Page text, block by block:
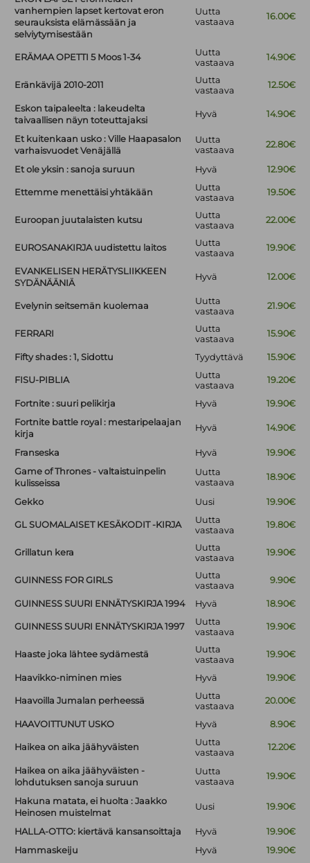
vanhempien lapset kertovat eron
seurauksista elämässään ja
selviytymisestään
Uutta
vastaava
16.00€
ERÄMAA OPETTI 5 Moos 1-34
Uutta
vastaava
14.90€
Eränkävijä 2010-2011
Uutta
vastaava
12.50€
Eskon taipaleelta : lakeudelta
taivaallisen näyn toteuttajaksi
Hyvä 14.90€
Et kuitenkaan usko : Ville Haapasalon
varhaisvuodet Venäjällä
Uutta
vastaava
22.80€
Et ole yksin : sanoja suruun Hyvä 12.90€
Ettemme menettäisi yhtäkään
Uutta
vastaava
19.50€
Euroopan juutalaisten kutsu
Uutta
vastaava
22.00€
EUROSANAKIRJA uudistettu laitos
Uutta
vastaava
19.90€
EVANKELISEN HERÄTYSLIIKKEEN
SYDÄNÄÄNIÄ
Hyvä 12.00€
Evelynin seitsemän kuolemaa
Uutta
vastaava
21.90€
FERRARI
Uutta
vastaava
15.90€
Fifty shades : 1, Sidottu Tyydyttävä 15.90€
FISU-PIBLIA
Uutta
vastaava
19.20€
Fortnite : suuri pelikirja Hyvä
19.90€
Fortnite battle royal : mestaripelaajan
kirja
Hyvä 14.90€
Franseska Hyvä
19.90€
Game of Thrones - valtaistuinpelin
kulisseissa
Uutta
vastaava
18.90€
Gekko Uusi 19.90€
GL SUOMALAISET KESÄKODIT -KIRJA
Uutta
vastaava
19.80€
Grillatun kera
Uutta
vastaava
19.90€
GUINNESS FOR GIRLS
Uutta
vastaava
9.90€
GUINNESS SUURI ENNÄTYSKIRJA 1994 Hyvä 18.90€
GUINNESS SUURI ENNÄTYSKIRJA 1997
Uutta
vastaava
19.90€
Haaste joka lähtee sydämestä
Uutta
vastaava
19.90€
Haavikko-niminen mies Hyvä 19.90€
Haavoilla Jumalan perheessä
Uutta
vastaava
20.00€
HAAVOITTUNUT USKO Hyvä 8.90€
Haikea on aika jäähyväisten
Uutta
vastaava
12.20€
Haikea on aika jäähyväisten -
lohdutuksen sanoja suruun
Uutta
vastaava
19.90€
Hakuna matata, ei huolta : Jaakko
Heinosen muistelmat
Uusi 19.90€
HALLA-OTTO: kiertävä kansansoittaja Hyvä
19.90€
Hammaskeiju
Hyvä
19.90€